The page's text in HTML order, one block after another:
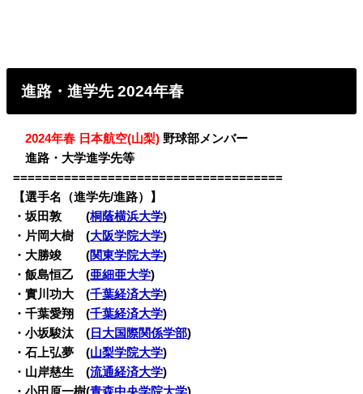
進路・進学先 2024年春
・2024年春 日本航空(山梨) 野球部メンバー
・進路・大学進学先等
=====================================
【選手名（進学先/進路）】
・坂田敦 (桐蔭横浜大学)
・片岡大樹 (大阪学院大学)
・大勝竣 (関東学院大学)
・飯島恒乙 (亜細亜大学)
・實川功大 (千葉経済大学)
・千葉愛翔 (千葉経済大学)
・小坂駿汰 ( 日大国際関係学部)
・石上弘夢 (山梨学院大学)
・山岸慈生 (流通経済大学)
・小田原一樹(青森中央学院大学)